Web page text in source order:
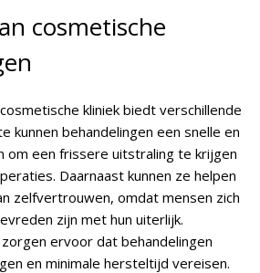
cosmetische
kliniek biedt verschillende
kunnen behandelingen een snelle en
om een frissere uitstraling te krijgen
Daarnaast kunnen ze helpen
zelfvertrouwen, omdat mensen zich
zijn met hun uiterlijk.
ervoor dat behandelingen
en minimale hersteltijd vereisen.